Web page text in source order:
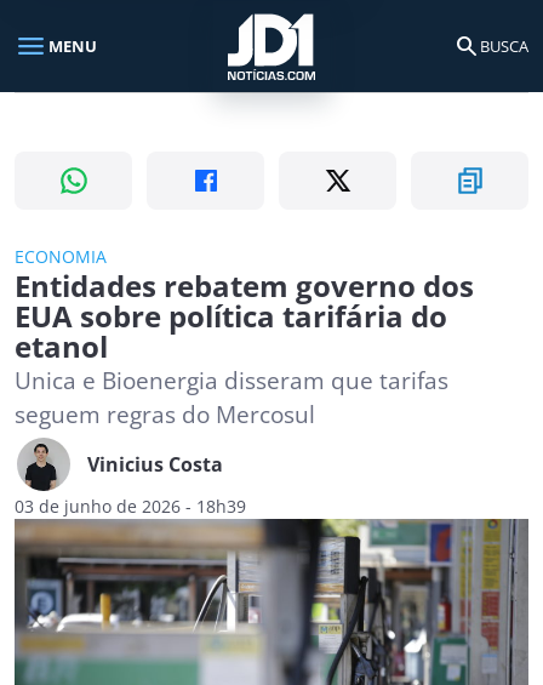
Busca no portal
menu MENU search BUSCA
ECONOMIA
Entidades rebatem governo dos
EUA sobre política tarifária do
etanol
Unica e Bioenergia disseram que tarifas
seguem regras do Mercosul
Vinicius Costa
03 de junho de 2026 - 18h39